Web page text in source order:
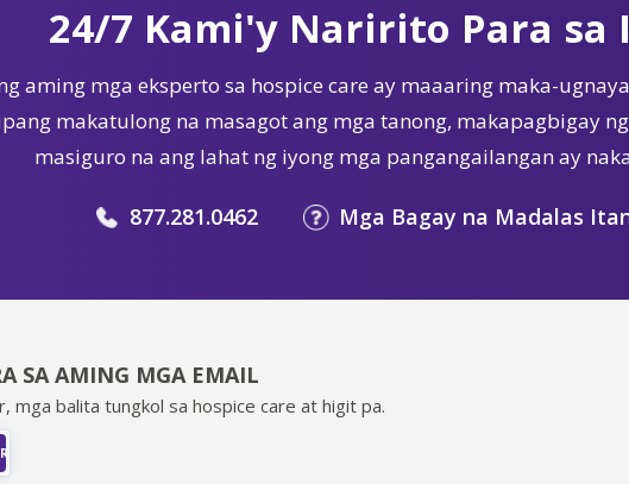
24/7 Kami'y Naririto Para sa
aming mga eksperto sa hospice care ay maaaring maka-
makatulong na masagot ang mga tanong, makapagbigay
masiguro na ang lahat ng iyong mga pangangailangan ay
877.281.0462 Mga Bagay na Madalas
SA AMING MGA EMAIL
mga balita tungkol sa hospice care at higit pa.